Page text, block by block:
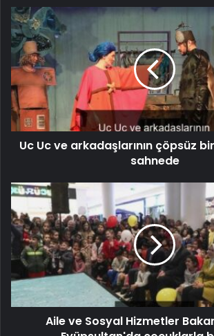
Uc Uc ve arkadaşlarının çöpsüz
sahnede
Aile ve Sosyal Hizmetler